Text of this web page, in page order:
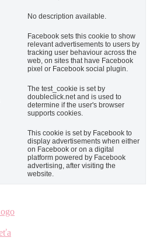
No description available.
Facebook sets this cookie to show
relevant advertisements to users by
tracking user behaviour across the
web, on sites that have Facebook
pixel or Facebook social plugin.
The test_cookie is set by
doubleclick.net and is used to
determine if the user's browser
supports cookies.
This cookie is set by Facebook to
display advertisements when either
on Facebook or on a digital
platform powered by Facebook
advertising, after visiting the
website.